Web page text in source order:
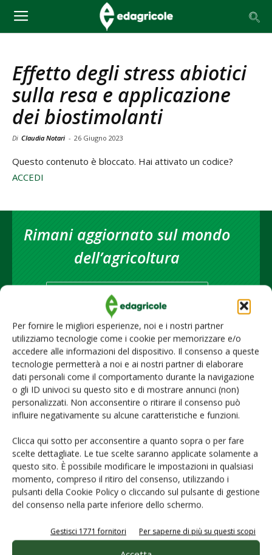
Per fornire le migliori esperienze, noi e i nostri partner
utilizziamo tecnologie come i cookie per memorizzare e/o
accedere alle informazioni del dispositivo. Il consenso a queste
tecnologie permetterà a noi e ai nostri partner di elaborare
dati personali come il comportamento durante la navigazione
o gli ID univoci su questo sito e di mostrare annunci (non)
personalizzati. Non acconsentire o ritirare il consenso può
influire negativamente su alcune caratteristiche e funzioni.
Clicca qui sotto per acconsentire a quanto sopra o per fare
scelte dettagliate. Le tue scelte saranno applicate solamente a
questo sito. È possibile modificare le impostazioni in qualsiasi
momento, compreso il ritiro del consenso, utilizzando i
pulsanti della Cookie Policy o cliccando sul pulsante di gestione
del consenso nella parte inferiore dello schermo.
Gestisci 1771 fornitori Per saperne di più su questi scopi
Effetto degli stress abiotici
sulla resa e applicazione
dei biostimolanti
Di Claudia Notari - 26 Giugno 2023
Questo contenuto è bloccato. Hai attivato un codice?
ACCEDI
Rimani aggiornato sul mondo
dell’agricoltura
Iscriviti alle nostre newsletter
© Tecniche Nuove Spa. Tutti i diritti riservati. Sede legale Via Eritrea 21 -
20157 Milano | Codice fiscale, Partita IVA e Iscrizione al Registro delle
imprese di Milano: 00753480151
Servizi pergli abbonati